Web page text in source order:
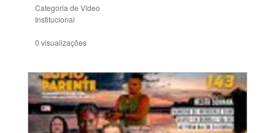
Categoria de Vídeo
Institucional
0 visualizações